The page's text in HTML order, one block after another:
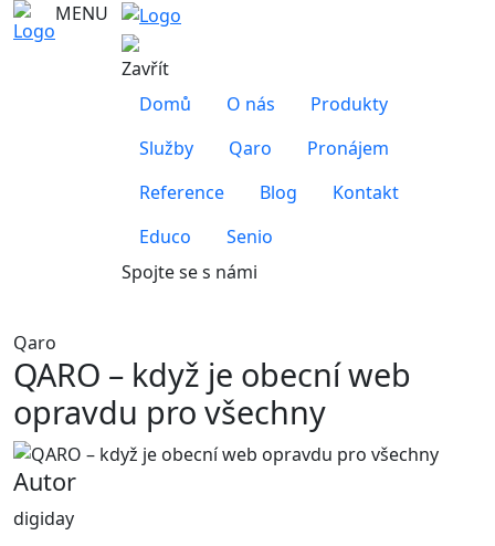
MENU
Zavřít
Domů
O nás
Produkty
Služby
Qaro
Pronájem
Reference
Blog
Kontakt
Educo
Senio
Spojte se s námi
Qaro
QARO – když je obecní web
opravdu pro všechny
Autor
digiday